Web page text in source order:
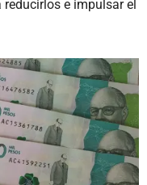
e impulsar el